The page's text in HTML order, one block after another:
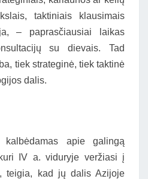
taktiniais klausimais
– paprasčiausiai laikas
su dievais. Tad
tiek strateginė, tiek taktinė
dalis.
kalbėdamas apie galingą
IV a. viduryje veržiasi į
teigia, kad jų dalis Azijoje